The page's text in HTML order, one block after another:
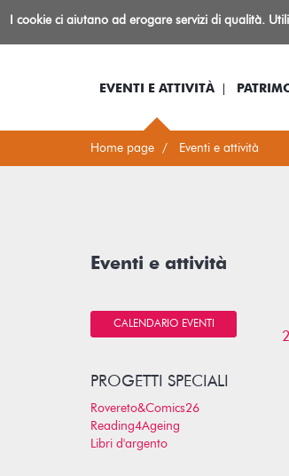
BibliotecaIo sono... Log-
EVENTI E ATTIVITÀ
Home page Eventi e attività
Eventi e attività
CALENDARIO EVENTI
PROGETTI SPECIALI
Rovereto&Comics26
Reading4Ageing
Libri d'argento
I cookie ci aiutano ad erogare servizi di qualità.